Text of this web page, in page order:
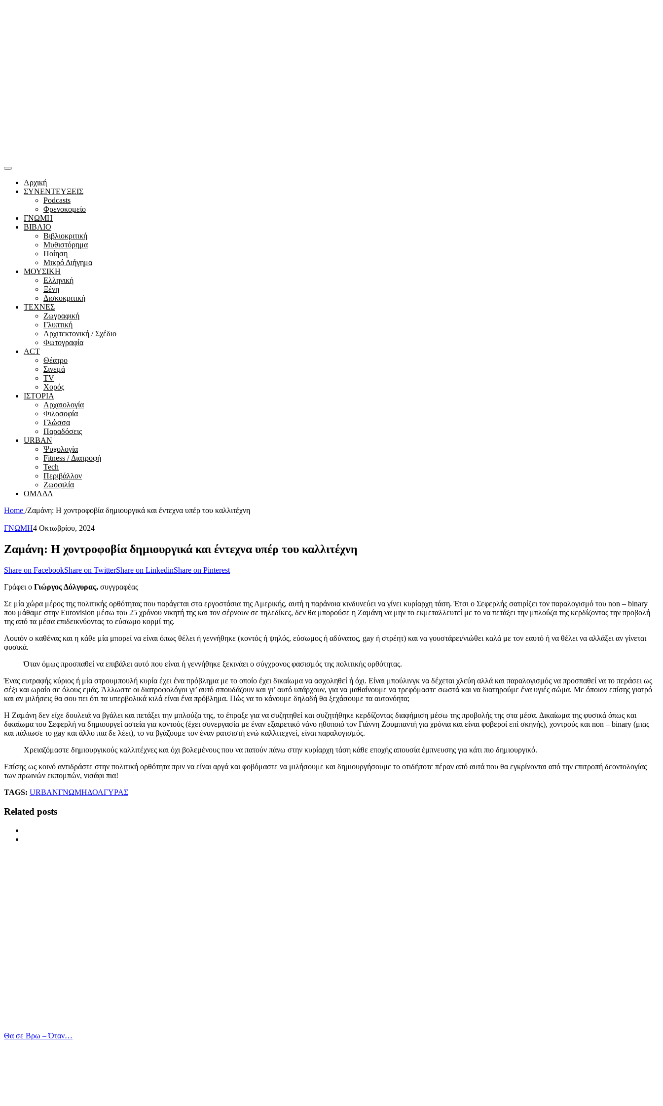
Αρχική
ΣΥΝΕΝΤΕΥΞΕΙΣ
Podcasts
Φρενοκομείο
ΓΝΩΜΗ
ΒΙΒΛΙΟ
Βιβλιοκριτική
Μυθιστόρημα
Ποίηση
Μικρό Διήγημα
ΜΟΥΣΙΚΗ
Ελληνική
Ξένη
Δισκοκριτική
ΤΕΧΝΕΣ
Ζωγραφική
Γλυπτική
Αρχιτεκτονική / Σχέδιο
Φωτογραφία
ACT
Θέατρο
Σινεμά
ΤV
Χορός
ΙΣΤΟΡΙΑ
Αρχαιολογία
Φιλοσοφία
Γλώσσα
Παραδόσεις
URBAN
Ψυχολογία
Fitness / Διατροφή
Tech
Περιβάλλον
Ζωοφιλία
ΟΜΑΔΑ
Home /Ζαμάνη: Η χοντροφοβία δημιουργικά και έντεχνα υπέρ του καλλιτέχνη
ΓΝΩΜΗ4 Οκτωβρίου, 2024
Ζαμάνη: Η χοντροφοβία δημιουργικά και έντεχνα υπέρ του καλλιτέχνη
Share on FacebookShare on TwitterShare on LinkedinShare on Pinterest
Γράφει ο Γιώργος Δόλγυρας, συγγραφέας
Σε μία χώρα μέρος της πολιτικής ορθότητας που παράγεται στα εργοστάσια της Αμερικής, αυτή η παράνοια κινδυνεύει να γίνει κυρίαρχη τάση. Έτσι ο Σεφερλής σατιρίζει τον παραλογισμό του non – binary
που μάθαμε στην Eurovision μέσω του 25 χρόνου νικητή της και τον σέρνουν σε τηλεδίκες, δεν θα μπορούσε η Ζαμάνη να μην το εκμεταλλευτεί με το να πετάξει την μπλούζα της κερδίζοντας την προβολή
της από τα μέσα επιδεικνύοντας το εύσωμο κορμί της.
Λοιπόν ο καθένας και η κάθε μία μπορεί να είναι όπως θέλει ή γεννήθηκε (κοντός ή ψηλός, εύσωμος ή αδύνατος, gay ή στρέητ) και να γουστάρει/νιώθει καλά με τον εαυτό ή να θέλει να αλλάξει αν γίνεται
φυσικά.
Όταν όμως προσπαθεί να επιβάλει αυτό που είναι ή γεννήθηκε ξεκινάει ο σύγχρονος φασισμός της πολιτικής ορθότητας.
Ένας ευτραφής κύριος ή μία στρουμπουλή κυρία έχει ένα πρόβλημα με το οποίο έχει δικαίωμα να ασχοληθεί ή όχι. Είναι μπούλινγκ να δέχεται χλεύη αλλά και παραλογισμός να προσπαθεί να το περάσει ως
σέξι και ωραίο σε όλους εμάς. Άλλωστε οι διατροφολόγοι γι’ αυτό σπουδάζουν και γι’ αυτό υπάρχουν, για να μαθαίνουμε να τρεφόμαστε σωστά και να διατηρούμε ένα υγιές σώμα. Με όποιον επίσης γιατρό
και αν μιλήσεις θα σου πει ότι τα υπερβολικά κιλά είναι ένα πρόβλημα. Πώς να το κάνουμε δηλαδή θα ξεχάσουμε τα αυτονόητα;
Η Ζαμάνη δεν είχε δουλειά να βγάλει και πετάξει την μπλούζα της, το έπραξε για να συζητηθεί και συζητήθηκε κερδίζοντας διαφήμιση μέσω της προβολής της στα μέσα. Δικαίωμα της φυσικά όπως και
δικαίωμα του Σεφερλή να δημιουργεί αστεία για κοντούς (έχει συνεργασία με έναν εξαιρετικό νάνο ηθοποιό τον Γιάννη Ζουμπαντή για χρόνια και είναι φοβεροί επί σκηνής), χοντρούς και non – binary (μιας
και πάλιωσε το gay και άλλο πια δε λέει), το να βγάζουμε τον έναν ρατσιστή ενώ καλλιτεχνεί, είναι παραλογισμός.
Χρειαζόμαστε δημιουργικούς καλλιτέχνες και όχι βολεμένους που να πατούν πάνω στην κυρίαρχη τάση κάθε εποχής απουσία έμπνευσης για κάτι πιο δημιουργικό.
Επίσης ως κοινό αντιδράστε στην πολιτική ορθότητα πριν να είναι αργά και φοβόμαστε να μιλήσουμε και δημιουργήσουμε το οτιδήποτε πέραν από αυτά που θα εγκρίνονται από την επιτροπή δεοντολογίας
των πρωινών εκπομπών, νισάφι πια!
TAGS: URBANΓΝΩΜΗΔΟΛΓΥΡΑΣ
Related posts
Θα σε Βρω – Όταν…